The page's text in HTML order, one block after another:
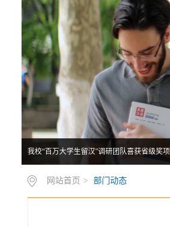
我校“百万大学生留汉”调研团队喜获省级奖项
网站首页 > 部门动态